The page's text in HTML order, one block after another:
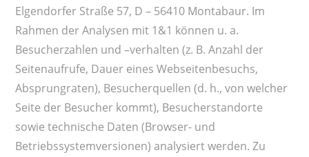
Elgendorfer Straße 57, D – 56410 Montabaur. Im
Rahmen der Analysen mit 1&1 können u. a.
Besucherzahlen und –verhalten (z. B. Anzahl der
Seitenaufrufe, Dauer eines Webseitenbesuchs,
Absprungraten), Besucherquellen (d. h., von welcher
Seite der Besucher kommt), Besucherstandorte
sowie technische Daten (Browser- und
Betriebssystemversionen) analysiert werden. Zu